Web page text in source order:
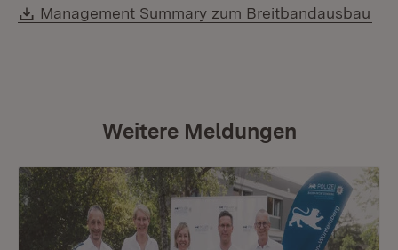
Download:
Management Summary zum Breitbandausbau
Weitere Meldungen